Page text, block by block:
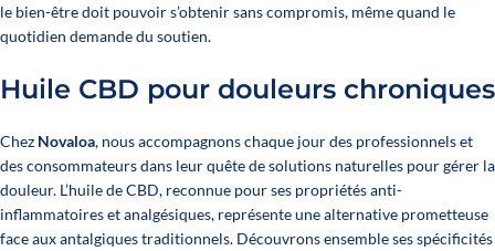
le bien-être doit pouvoir s’obtenir sans compromis, même quand le
quotidien demande du soutien.
Huile CBD pour douleurs chroniques
Chez Novaloa, nous accompagnons chaque jour des professionnels et
des consommateurs dans leur quête de solutions naturelles pour gérer la
douleur. L’huile de CBD, reconnue pour ses propriétés anti-
inflammatoires et analgésiques, représente une alternative prometteuse
face aux antalgiques traditionnels. Découvrons ensemble ses spécificités